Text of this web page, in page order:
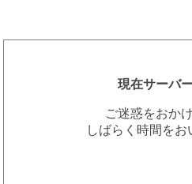
現在サーバ
ご迷惑をおか
しばらく時間を